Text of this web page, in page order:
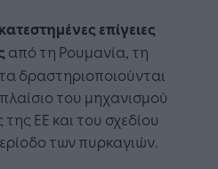
επίγειες
από τη Ρουμανία, τη
δραστηριοποιούνται
του μηχανισμού
ΕΕ και του σχεδίου
των πυρκαγιών.